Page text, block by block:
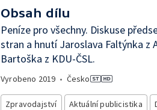
Obsah dílu
Peníze pro všechny. Diskuse
stran a hnutí Jaroslava Faltýnka z
Bartoška z KDU-ČSL.
Vyrobeno 2019 • Česko
Zpravodajství Aktuální publicistika